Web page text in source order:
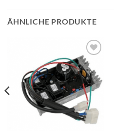
ÄHNLICHE PRODUKTE
Toevoegen
aan
wenslijst